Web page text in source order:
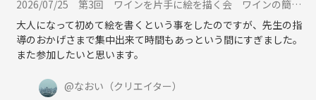
2026/07/25
第3回 ワインを片手に絵を描く会 ワインの簡単な解説と美大出身講師のアドバイスもに参加
大人になって初めて絵を書くという事をしたのですが、先生の指
導のおかげさまで集中出来て時間もあっという間にすぎました。
また参加したいと思います。
@なおい （クリエイター）